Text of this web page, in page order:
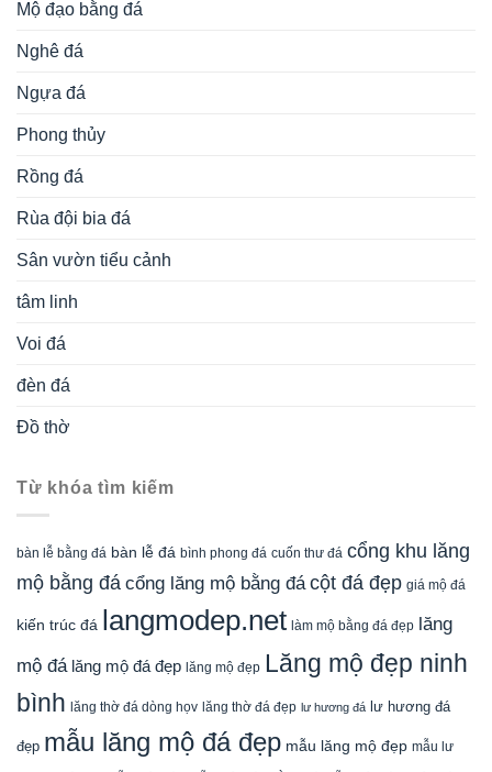
Mộ đạo bằng đá
Nghê đá
Ngựa đá
Phong thủy
Rồng đá
Rùa đội bia đá
Sân vườn tiểu cảnh
tâm linh
Voi đá
đèn đá
Đồ thờ
Từ khóa tìm kiếm
bàn lễ bằng đá bàn lễ đá bình phong đá cuốn thư đá cổng khu lăng
mộ bằng đá cổng lăng mộ bằng đá cột đá đẹp giá mộ đá
kiến trúc đá langmodep.net làm mộ bằng đá đẹp lăng
mộ đá lăng mộ đá đẹp lăng mộ đẹp Lăng mộ đẹp ninh
bình lăng thờ đá dòng họv lăng thờ đá đẹp lư hương đá lư hương đá
đẹp mẫu lăng mộ đá đẹp mẫu lăng mộ đẹp mẫu lư